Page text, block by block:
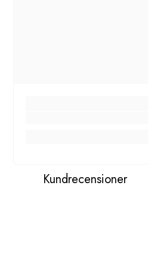
Kundrecensioner